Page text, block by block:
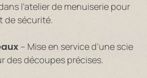
l’atelier de menuiserie pour
de sécurité.
– Mise en service d’une scie
des découpes précises.